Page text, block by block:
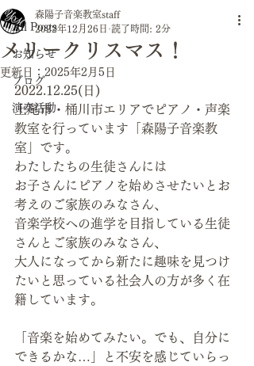
All Posts
お知らせ
ブログ
演奏活動
メリークリスマス！
森陽子音楽教室staff
2022年12月26日 読了時間: 2分
更新日： 2025年2月5日
2022.12.25(日)
上尾市・桶川市エリアでピアノ・声楽
教室を行っています「森陽子音楽教
室」です。
わたしたちの生徒さんには
お子さんにピアノを始めさせたいとお
考えのご家族のみなさん、
音楽学校への進学を目指している生徒
さんとご家族のみなさん、
大人になってから新たに趣味を見つけ
たいと思っている社会人の方が多く在
籍しています。
「音楽を始めてみたい。でも、自分に
できるかな…」と不安を感じていらっ